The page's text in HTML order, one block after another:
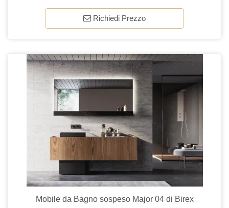
Richiedi Prezzo
Mobile da Bagno sospeso Major 04 di Birex